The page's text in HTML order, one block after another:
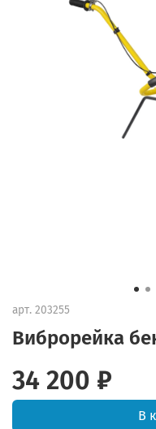
арт. 203255
Виброрейка
34 200 ₽
В